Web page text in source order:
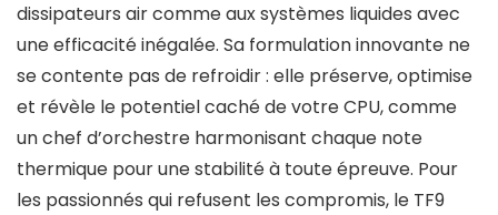
dissipateurs air comme aux systèmes liquides avec
une efficacité inégalée. Sa formulation innovante ne
se contente pas de refroidir : elle préserve, optimise
et révèle le potentiel caché de votre CPU, comme
un chef d’orchestre harmonisant chaque note
thermique pour une stabilité à toute épreuve. Pour
les passionnés qui refusent les compromis, le TF9